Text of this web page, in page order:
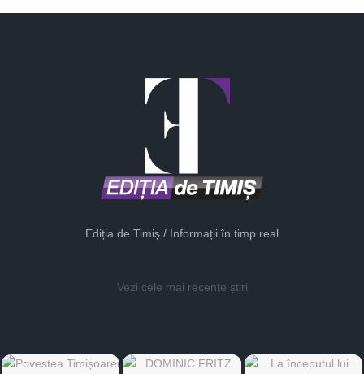
Ediția de Timiș / Informații în timp real
Vezi cele mai recente știri